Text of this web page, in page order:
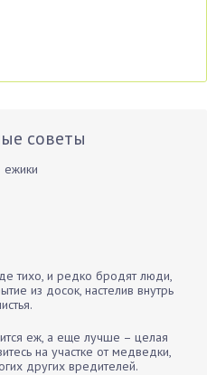
советы
тихо, и редко бродят люди,
из досок, настелив внутрь
еж, а еще лучше – целая
на участке от медведки,
других вредителей.